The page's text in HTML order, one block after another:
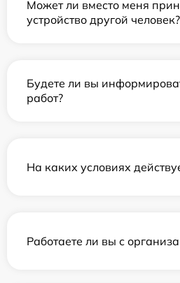
Может ли вместо меня
устройство другой человек?
Будете ли вы
работ?
На каких условиях
Работаете ли вы с